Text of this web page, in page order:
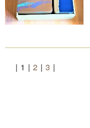
| 1 | 2 | 3 |